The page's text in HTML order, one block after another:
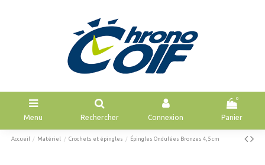
Menu Rechercher Connexion
0
Panier
Accueil Matériel Crochets et épingles Épingles Ondulées Bronzes 4,5 cm